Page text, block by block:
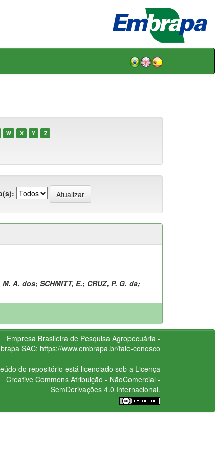
W X Y Z
M. A. dos; SCHMITT, E.; CRUZ, P. G. da;
Empresa Brasileira de Pesquisa Agropecuária -
SAC: https://www.embrapa.br/fale-conosco
do repositório está licenciado sob a Licença
Creative CommonsAtribuição - NãoComercial -
SemDerivações 4.0 Internacional.